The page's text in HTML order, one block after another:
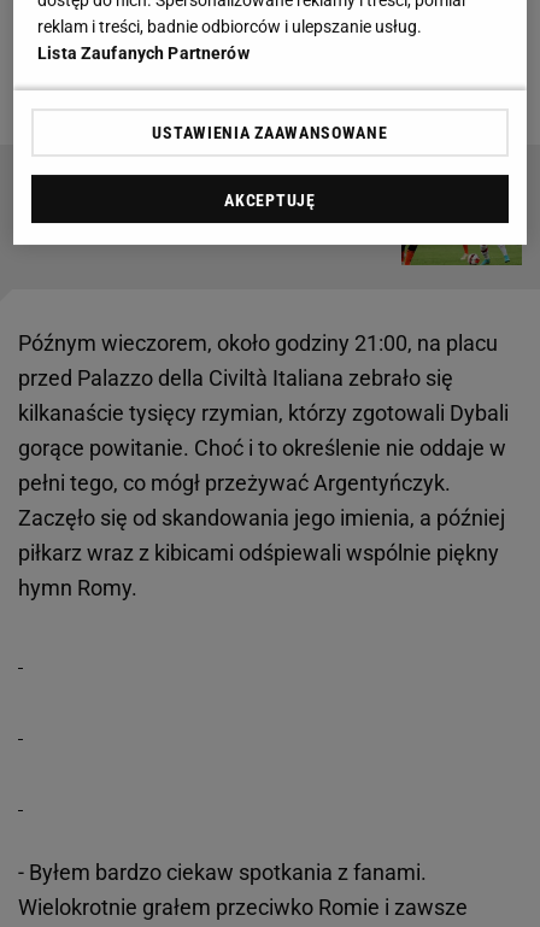
Zobacz wideoWłoski dziennikarz zachwyca się
Zalewskim. "Kiedyś może być ważnym graczem
Romy"
Zalewski w gronie piłkarzy wartych
obserwowania. "Imponująca osobowość"
Późnym wieczorem, około godziny 21:00, na placu
przed Palazzo della Civiltà Italiana zebrało się
kilkanaście tysięcy rzymian, którzy zgotowali Dybali
gorące powitanie. Choć i to określenie nie oddaje w
pełni tego, co mógł przeżywać Argentyńczyk.
Zaczęło się od skandowania jego imienia, a później
piłkarz wraz z kibicami odśpiewali wspólnie piękny
hymn Romy.
- Byłem bardzo ciekaw spotkania z fanami.
Wielokrotnie grałem przeciwko Romie i zawsze
reklam i treści, badnie odbiorców i ulepszanie usług.
Lista Zaufanych Partnerów
USTAWIENIA ZAAWANSOWANE
AKCEPTUJĘ